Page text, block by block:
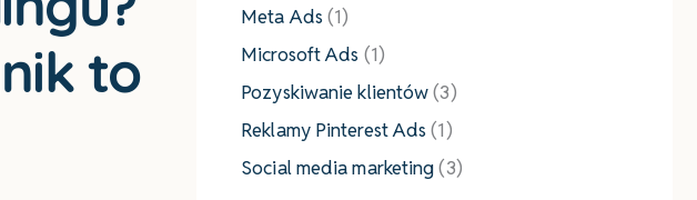
to
Meta Ads(1)
Microsoft Ads (1)
Pozyskiwanie klientów(3)
Reklamy Pinterest Ads(1)
Social media marketing(3)